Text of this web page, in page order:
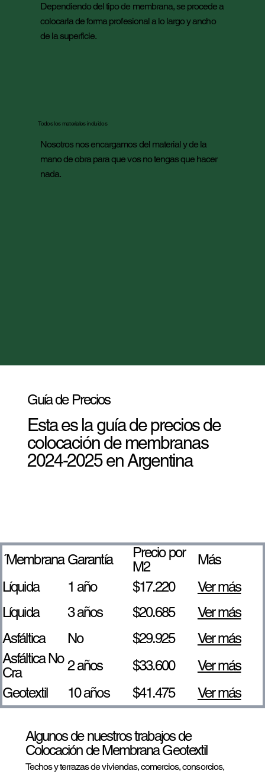
Dependiendo del tipo de membrana, se procede a
colocarla de forma profesional a lo largo y ancho
de la superficie.
Todos los materiales incluidos
Nosotros nos encargamos del material y de la
mano de obra para que vos no tengas que hacer
nada.
Guía de Precios
Esta es la guía de precios de
colocación de membranas
2024-2025 en Argentina
´Membrana Garantía
Precio por
M2
Más
Líquida​
1 año $17.220
Ver más
Líquida
3 años $20.685
Ver más
Asfáltica
No $29.925
Ver más
Asfáltica No
Cra
2 años $33.600
Ver más
Geotextil
10 años $41.475 Ver más
Algunos de nuestros trabajos de
Colocación de Membrana Geotextil
Techos y terrazas de viviendas, comercios, consorcios,